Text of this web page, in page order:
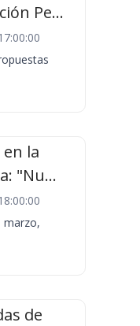
Pe...
la
"Nu...
marzo,
de